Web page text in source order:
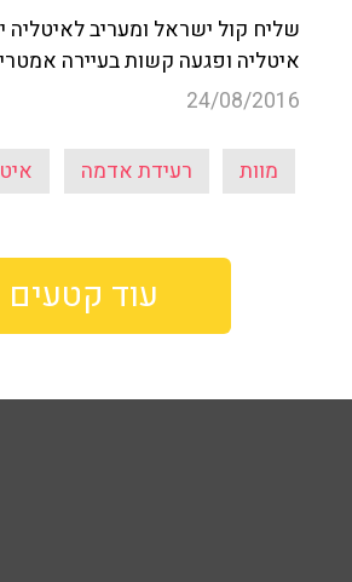
איטליה ופגעה קשות בעיירה
24/08/2016
מוות רעידת אדמה
עוד קטעים